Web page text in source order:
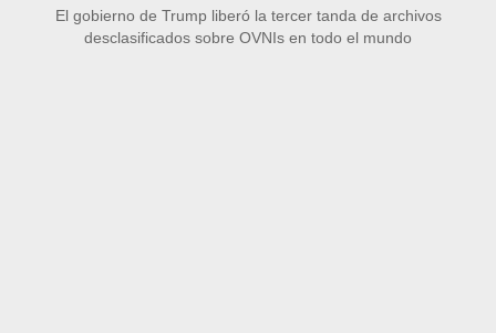
El gobierno de Trump liberó la tercer tanda de archivos
desclasificados sobre OVNIs en todo el mundo